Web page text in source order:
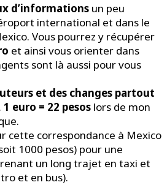
d’informations un peu
international et dans le
Vous pourrez y récupérer
et ainsi vous orienter dans
sont là aussi pour vous
et des changes partout
. 1 euro = 22 pesos lors de mon
cette correspondance à Mexico
1000 pesos) pour une
un long trajet en taxi et
et en bus).